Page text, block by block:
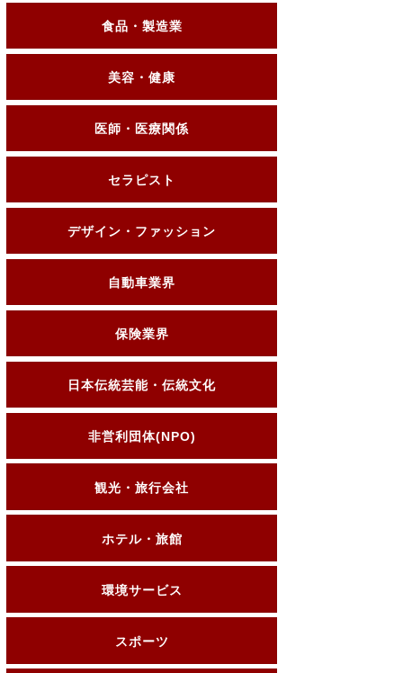
食品・製造業
美容・健康
医師・医療関係
セラピスト
デザイン・ファッション
自動車業界
保険業界
日本伝統芸能・伝統文化
非営利団体(NPO)
観光・旅行会社
ホテル・旅館
環境サービス
スポーツ